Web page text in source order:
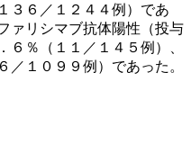
３６／１２４４例）であ
ァリシマブ抗体陽性（投与
６％（１１／１４５例）、
／１０９９例）であった。